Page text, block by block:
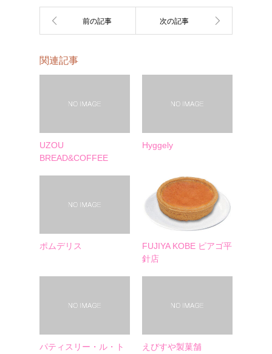
関連記事
UZOU
BREAD&COFFEE
Hyggely
ポムデリス
FUJIYA KOBE ピアゴ平
針店
パティスリー・ル・ト
えびすや製菓舗